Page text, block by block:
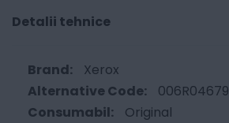
Detalii tehnice
Xerox
006R04679
Original